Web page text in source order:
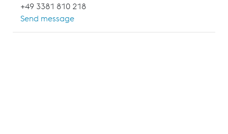
+49 3381 810 218
Send message